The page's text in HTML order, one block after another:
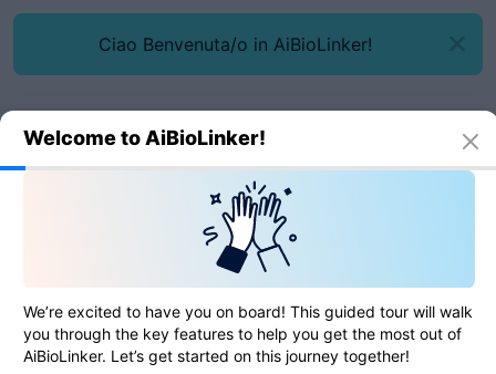
Ciao Benvenuta/o in AiBioLinker!
JPG na BMP
JPG na BMP
Welcome to AiBioLinker!
We’re excited to have you on board! This guided tour will walk
you through the key features to help you get the most out of
AiBioLinker. Let’s get started on this journey together!